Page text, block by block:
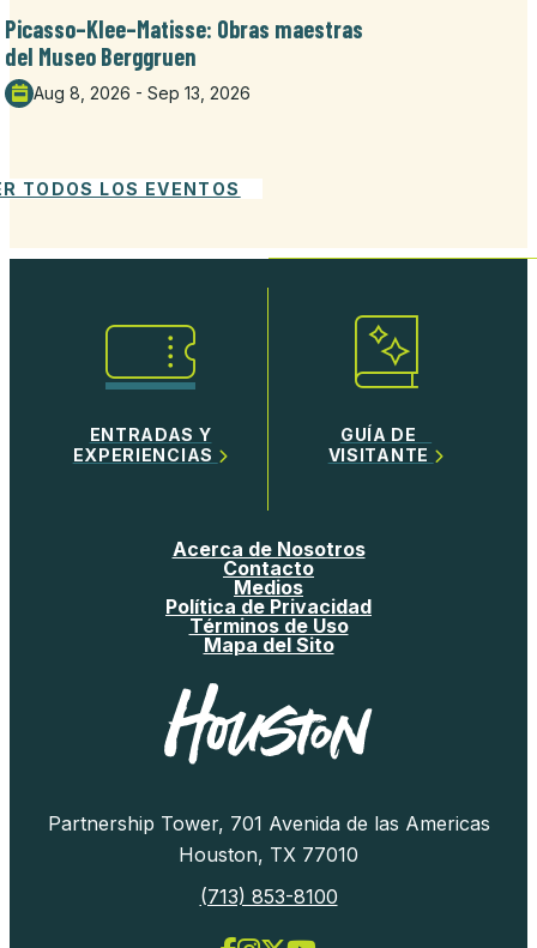
TODOS LOS EVENTOS
Picasso–Klee–Matisse: Obras maestras
del Museo Berggruen
Aug 8, 2026 - Sep 13, 2026
ENTRADAS Y
EXPERIENCIAS
GUÍA DE
VISITANTE
Acerca de Nosotros
Contacto
Medios
Política de Privacidad
Términos de Uso
Mapa del Sito
Partnership Tower, 701 Avenida de las Americas
Houston, TX 77010
(713) 853-8100